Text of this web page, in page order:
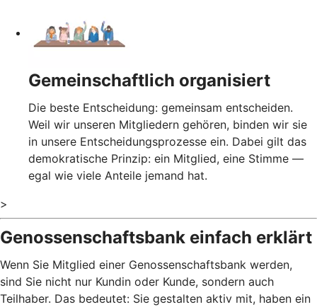
Gemeinschaftlich organisiert
Die beste Entscheidung: gemeinsam entscheiden.
Weil wir unseren Mitgliedern gehören, binden wir sie
in unsere Entscheidungsprozesse ein. Dabei gilt das
demokratische Prinzip: ein Mitglied, eine Stimme —
egal wie viele Anteile jemand hat.
>
Genossenschaftsbank einfach erklärt
Wenn Sie Mitglied einer Genossenschaftsbank werden,
sind Sie nicht nur Kundin oder Kunde, sondern auch
Teilhaber. Das bedeutet: Sie gestalten aktiv mit, haben ein